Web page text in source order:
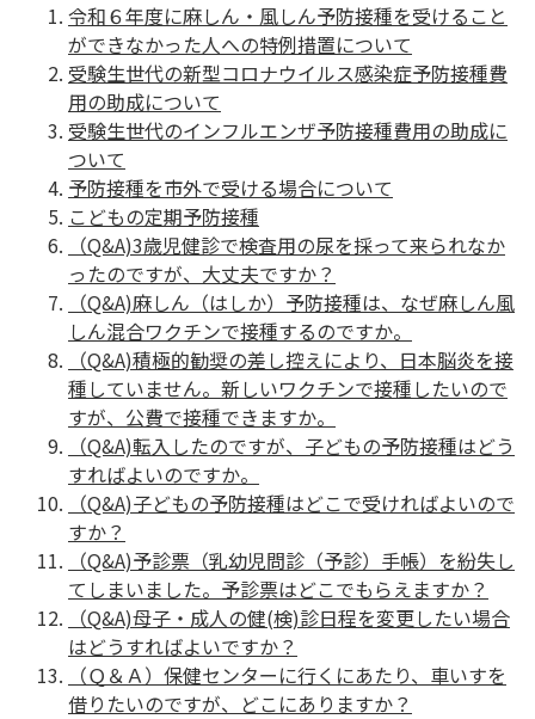
令和６年度に麻しん・風しん予防接種を受けること
ができなかった人への特例措置について
受験生世代の新型コロナウイルス感染症予防接種費
用の助成について
受験生世代のインフルエンザ予防接種費用の助成に
ついて
予防接種を市外で受ける場合について
こどもの定期予防接種
（Q&A)3歳児健診で検査用の尿を採って来られなか
ったのですが、大丈夫ですか？
（Q&A)麻しん（はしか）予防接種は、なぜ麻しん風
しん混合ワクチンで接種するのですか。
（Q&A)積極的勧奨の差し控えにより、日本脳炎を接
種していません。新しいワクチンで接種したいので
すが、公費で接種できますか。
（Q&A)転入したのですが、子どもの予防接種はどう
すればよいのですか。
（Q&A)子どもの予防接種はどこで受ければよいので
すか？
（Q&A)予診票（乳幼児問診（予診）手帳）を紛失し
てしまいました。予診票はどこでもらえますか？
（Q&A)母子・成人の健(検)診日程を変更したい場合
はどうすればよいですか？
（Ｑ＆Ａ）保健センターに行くにあたり、車いすを
借りたいのですが、どこにありますか？